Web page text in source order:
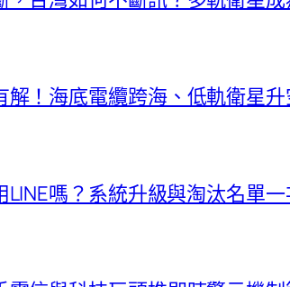
解！海底電纜跨海、低軌衛星
LINE嗎？系統升級與淘汰名單